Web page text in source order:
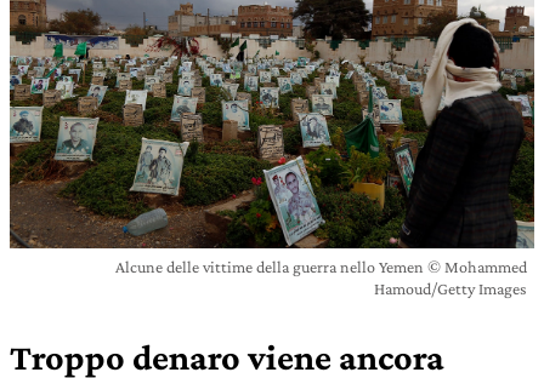
Alcune delle vittime della guerra nello Yemen © Mohammed
Hamoud/Getty Images
Troppo denaro viene ancora